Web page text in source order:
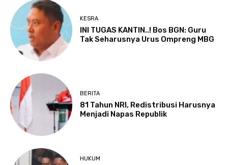
KESRA
INI TUGAS KANTIN..! Bos BGN: Guru
Tak Seharusnya Urus Ompreng MBG
BERITA
81 Tahun NRI, Redistribusi Harusnya
Menjadi Napas Republik
HUKUM